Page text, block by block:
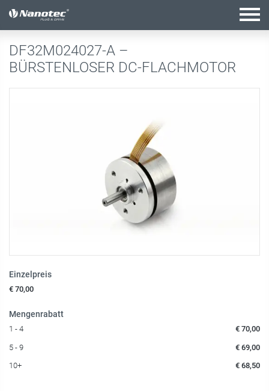
Aktive Kombination
DF32M024027-A –
BÜRSTENLOSER DC-FLACHMOTOR
Einzelpreis
€ 70,00
Mengenrabatt
1 - 4 € 70,00
5 - 9 € 69,00
10+ € 68,50